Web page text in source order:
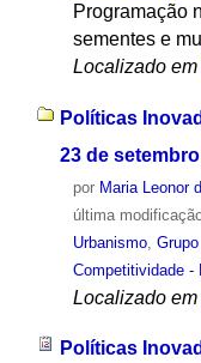
Programação
sementes e
Localizado em
Políticas
23 de
por Maria Leonor
última
Urbanismo,
Competitividade -
Localizado em
Políticas